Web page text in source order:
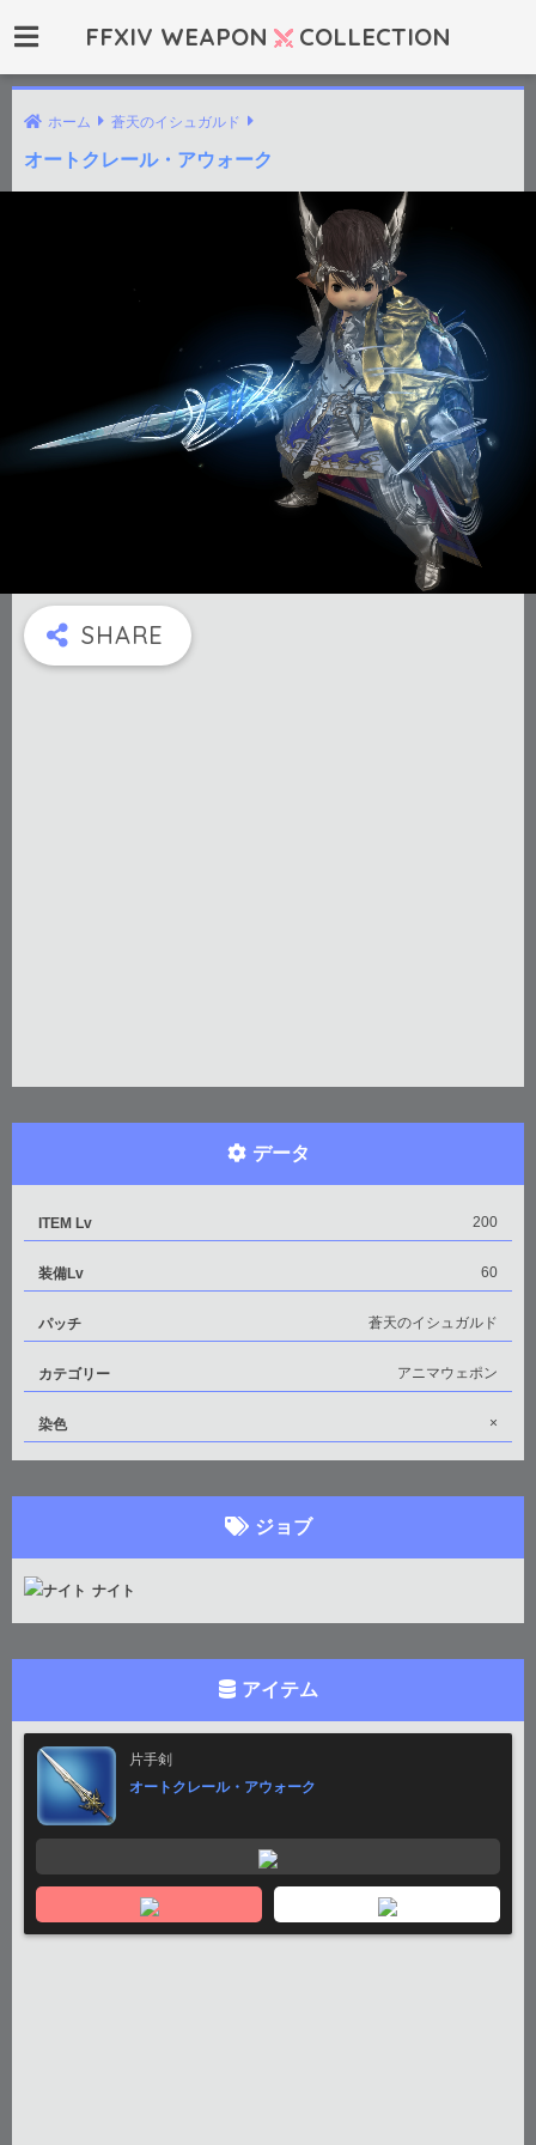
FFXIV WEAPON COLLECTION
ホーム 蒼天のイシュガルド
オートクレール・アウォーク
データ
ITEM Lv 200
装備Lv 60
パッチ 蒼天のイシュガルド
カテゴリー アニマウェポン
染色 ×
ジョブ
ナイト
アイテム
片手剣
オートクレール・アウォーク